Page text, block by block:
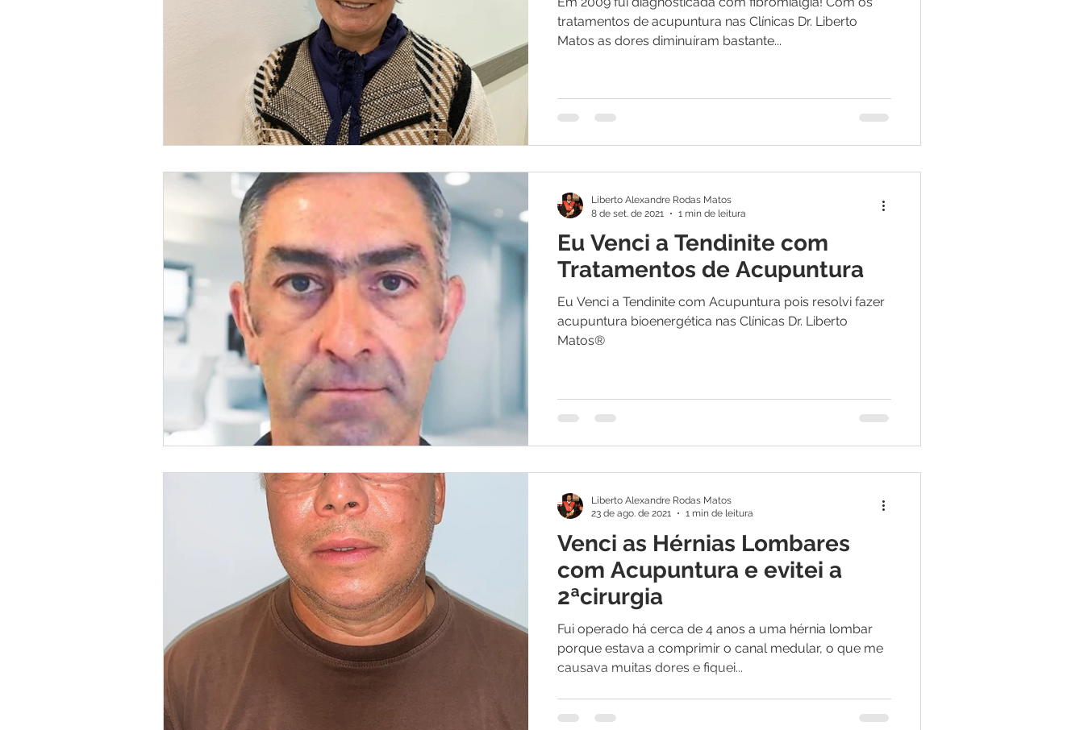
tratamentos de acupuntura nas Clínicas Dr. Liberto
Matos as dores diminuíram bastante...
Eu Venci a Tendinite com
Tratamentos de Acupuntura
Eu Venci a Tendinite com Acupuntura pois resolvi fazer
acupuntura bioenergética nas Clínicas Dr. Liberto
Matos®
Liberto Alexandre Rodas Matos
8 de set. de 2021
1 min de leitura
Venci as Hérnias Lombares
com Acupuntura e evitei a
2ªcirurgia
Fui operado há cerca de 4 anos a uma hérnia lombar
porque estava a comprimir o canal medular, o que me
causava muitas dores e fiquei...
Liberto Alexandre Rodas Matos
23 de ago. de 2021
1 min de leitura